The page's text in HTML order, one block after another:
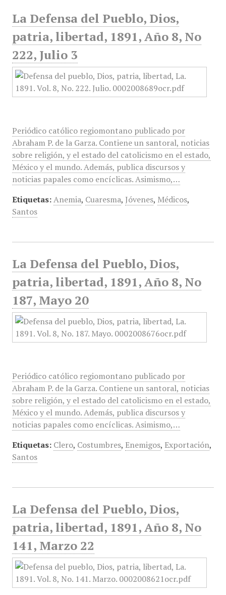
La Defensa del Pueblo, Dios,
patria, libertad, 1891, Año 8, No
222, Julio 3
Periódico católico regiomontano publicado por
Abraham P. de la Garza. Contiene un santoral, noticias
sobre religión, y el estado del catolicismo en el estado,
México y el mundo. Además, publica discursos y
noticias papales como encíclicas. Asimismo,…
Etiquetas: Anemia, Cuaresma, Jóvenes, Médicos,
Santos
La Defensa del Pueblo, Dios,
patria, libertad, 1891, Año 8, No
187, Mayo 20
Periódico católico regiomontano publicado por
Abraham P. de la Garza. Contiene un santoral, noticias
sobre religión, y el estado del catolicismo en el estado,
México y el mundo. Además, publica discursos y
noticias papales como encíclicas. Asimismo,…
Etiquetas: Clero, Costumbres, Enemigos, Exportación,
Santos
La Defensa del Pueblo, Dios,
patria, libertad, 1891, Año 8, No
141, Marzo 22